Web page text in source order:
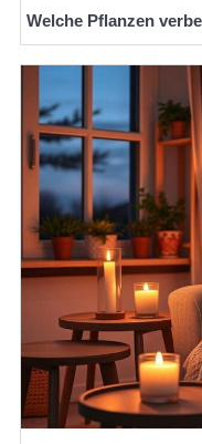
Welche Pflanzen